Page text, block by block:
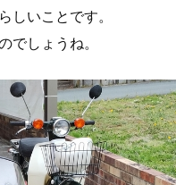
しいことです。
でしょうね。